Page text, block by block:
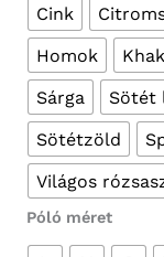
Cink
Homok
Sárga
Sötét
Sötétzöld
Világos
Póló méret